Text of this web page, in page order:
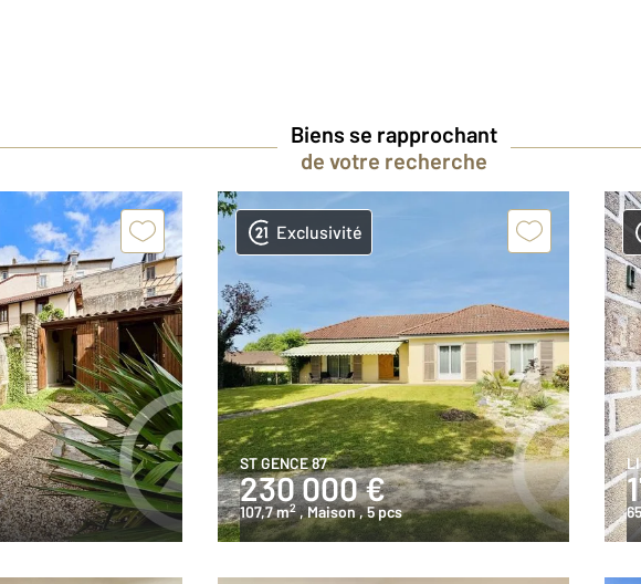
Biens se rapprochant
de votre recherche
Exclusivité
ST GENCE 87
230 000 €
107,7 m2 , Maison, 5 pcs